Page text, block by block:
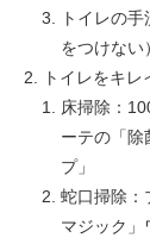
トイレの
をつけない）
トイレをキ
床掃除：
ーテの「除
プ」
蛇口掃除：
マジック」